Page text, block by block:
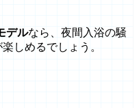
デルなら、夜間入浴の騒
しめるでしょう。